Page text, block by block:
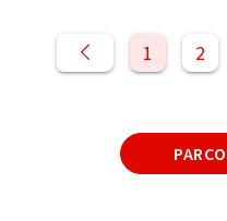
1 2